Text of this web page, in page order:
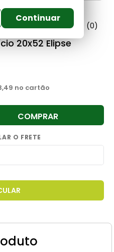
Continuar
Florenca (0)
20x52 Elipse
no cartão
COMPRAR